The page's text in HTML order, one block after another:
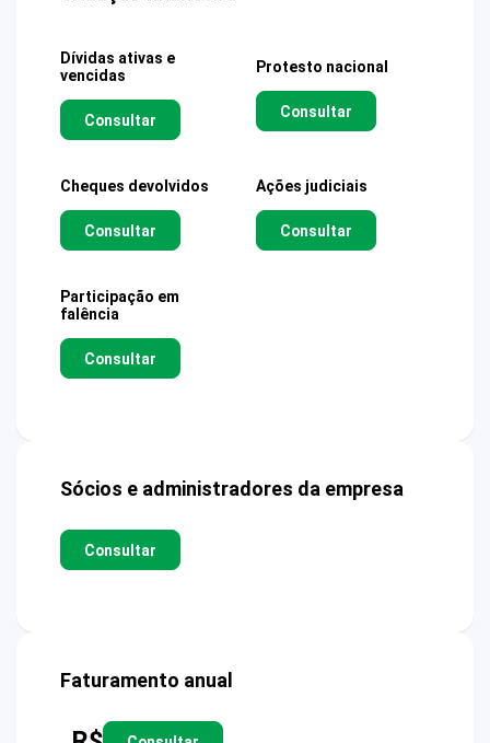
Dívidas ativas e
vencidas
Consultar
Protesto nacional
Consultar
Cheques devolvidos
Consultar
Ações judiciais
Consultar
Participação em
falência
Consultar
Sócios e administradores da empresa
Consultar
Faturamento anual